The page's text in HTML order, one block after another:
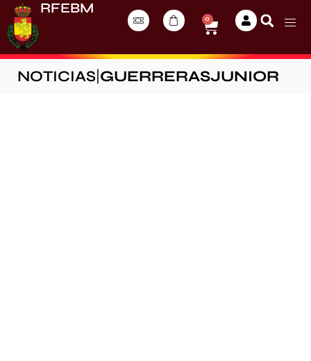
RFEBM
0
NOTICIAS GUERRERASJUNIOR